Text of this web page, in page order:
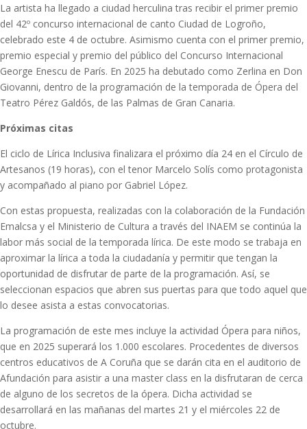
La artista ha llegado a ciudad herculina tras recibir el primer premio
del 42º concurso internacional de canto Ciudad de Logroño,
celebrado este 4 de octubre. Asimismo cuenta con el primer premio,
premio especial y premio del público del Concurso Internacional
George Enescu de París. En 2025 ha debutado como Zerlina en Don
Giovanni, dentro de la programación de la temporada de Ópera del
Teatro Pérez Galdós, de las Palmas de Gran Canaria.
Próximas citas
El ciclo de Lírica Inclusiva finalizara el próximo día 24 en el Círculo de
Artesanos (19 horas), con el tenor Marcelo Solís como protagonista
y acompañado al piano por Gabriel López.
Con estas propuesta, realizadas con la colaboración de la Fundación
Emalcsa y el Ministerio de Cultura a través del INAEM se continúa la
labor más social de la temporada lírica. De este modo se trabaja en
aproximar la lírica a toda la ciudadanía y permitir que tengan la
oportunidad de disfrutar de parte de la programación. Así, se
seleccionan espacios que abren sus puertas para que todo aquel que
lo desee asista a estas convocatorias.
La programación de este mes incluye la actividad Ópera para niños,
que en 2025 superará los 1.000 escolares. Procedentes de diversos
centros educativos de A Coruña que se darán cita en el auditorio de
Afundación para asistir a una master class en la disfrutaran de cerca
de alguno de los secretos de la ópera. Dicha actividad se
desarrollará en las mañanas del martes 21 y el miércoles 22 de
octubre.